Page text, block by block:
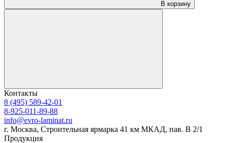
В корзину
Контакты
8 (495) 589-42-01
8-925-011-89-88
info@evro-laminat.ru
г. Москва, Строительная ярмарка 41 км МКАД, пав. В 2/1
Продукция